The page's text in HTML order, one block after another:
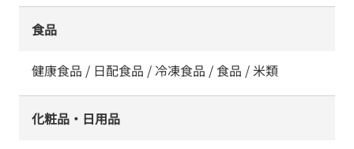
食品
健康食品 / 日配食品 / 冷凍食品 / 食品 / 米類
化粧品・日用品